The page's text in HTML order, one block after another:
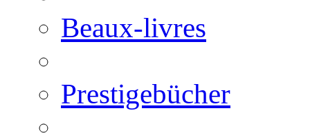
Beaux-livres
Prestigebücher